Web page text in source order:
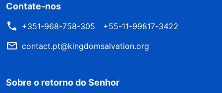
Contate-nos
+351-968-758-305
+55-11-99817-3422
contact.pt@kingdomsalvation.org
Sobre o retorno do Senhor